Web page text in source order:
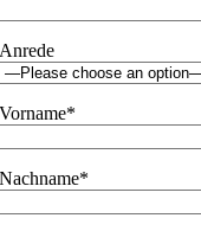
Anrede
Vorname*
Nachname*